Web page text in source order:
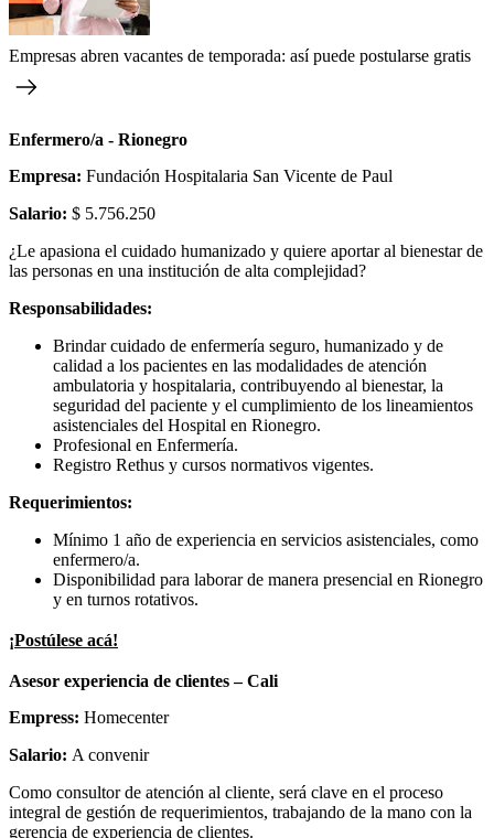
Empresas abren vacantes de temporada: así puede postularse gratis
Enfermero/a - Rionegro
Empresa: Fundación Hospitalaria San Vicente de Paul
Salario: $ 5.756.250
¿Le apasiona el cuidado humanizado y quiere aportar al bienestar de
las personas en una institución de alta complejidad?
Responsabilidades:
Brindar cuidado de enfermería seguro, humanizado y de
calidad a los pacientes en las modalidades de atención
ambulatoria y hospitalaria, contribuyendo al bienestar, la
seguridad del paciente y el cumplimiento de los lineamientos
asistenciales del Hospital en Rionegro.
Profesional en Enfermería.
Registro Rethus y cursos normativos vigentes.
Requerimientos:
Mínimo 1 año de experiencia en servicios asistenciales, como
enfermero/a.
Disponibilidad para laborar de manera presencial en Rionegro
y en turnos rotativos.
¡Postúlese acá!
Asesor experiencia de clientes – Cali
Empress: Homecenter
Salario: A convenir
Como consultor de atención al cliente, será clave en el proceso
integral de gestión de requerimientos, trabajando de la mano con la
gerencia de experiencia de clientes.